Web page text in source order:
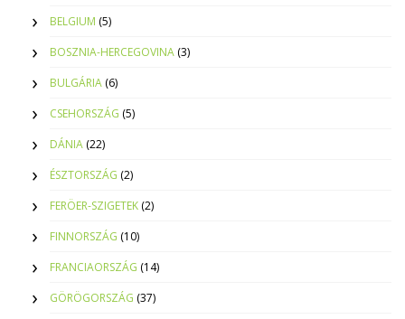
BELGIUM (5)
BOSZNIA-HERCEGOVINA (3)
BULGÁRIA (6)
CSEHORSZÁG (5)
DÁNIA (22)
ÉSZTORSZÁG (2)
FERÖER-SZIGETEK (2)
FINNORSZÁG (10)
FRANCIAORSZÁG (14)
GÖRÖGORSZÁG (37)